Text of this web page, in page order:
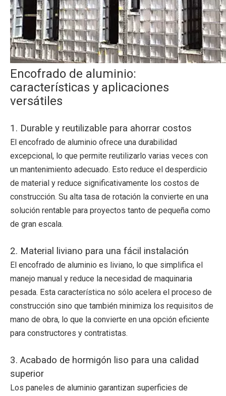
Encofrado de aluminio:
características y aplicaciones
versátiles
1. Durable y reutilizable para ahorrar costos
El encofrado de aluminio ofrece una durabilidad
excepcional, lo que permite reutilizarlo varias veces con
un mantenimiento adecuado. Esto reduce el desperdicio
de material y reduce significativamente los costos de
construcción. Su alta tasa de rotación la convierte en una
solución rentable para proyectos tanto de pequeña como
de gran escala.
2. Material liviano para una fácil instalación
El encofrado de aluminio es liviano, lo que simplifica el
manejo manual y reduce la necesidad de maquinaria
pesada. Esta característica no sólo acelera el proceso de
construcción sino que también minimiza los requisitos de
mano de obra, lo que la convierte en una opción eficiente
para constructores y contratistas.
3. Acabado de hormigón liso para una calidad
superior
Los paneles de aluminio garantizan superficies de